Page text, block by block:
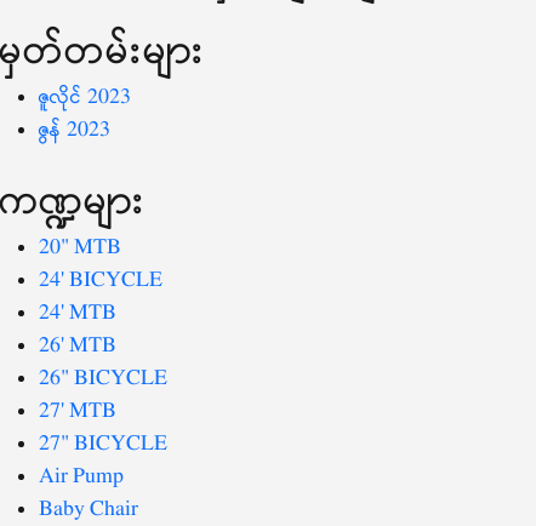
မှတ်တမ်းများ
ဇူလိုင် 2023
ဇွန် 2023
ကဏ္ဍများ
20" MTB
24' BICYCLE
24' MTB
26' MTB
26" BICYCLE
27' MTB
27" BICYCLE
Air Pump
Baby Chair